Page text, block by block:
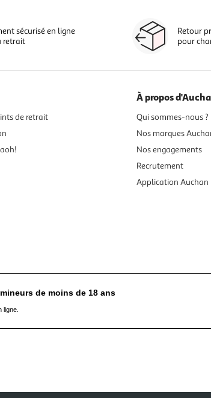
sécurisé en ligne
retrait
Retour
pour
de retrait
À propos
Qui sommes-nous ?
Nos marques
Nos engagements
Recrutement
Application Auchan
de moins de 18 ans
ligne.